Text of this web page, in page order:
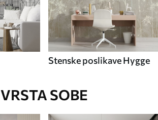
Stenske poslikave Hygge
VRSTA SOBE